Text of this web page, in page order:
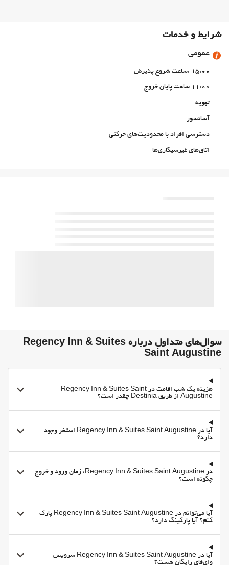
شرایط و خدمات
عمومی
15:00 :ساعت شروع پذیرش
11:00 ساعت پایان خروج
تهویه
آسانسور
دسترسی افراد با محدودیت‌های حرکتی
اتاق‌های غیرسیگاری‌ها
مرکز تجاری
وای-فای
اینترنت
بهداشت و سلامتی
سوال‌های متداول درباره Regency Inn & Suites
Saint Augustine
هزینه یک شب اقامت در Regency Inn & Suites Saint
Augustine از طریق Destinia چقدر است؟
آیا در Regency Inn & Suites Saint Augustine استخر وجود
دارد؟
در Regency Inn & Suites Saint Augustine، زمان ورود و خروج
چگونه است؟
آیا می‌توانم در Regency Inn & Suites Saint Augustine پارک
کنم؟ آیا پارکینگ دارد؟
آیا در Regency Inn & Suites Saint Augustine سرویس
وای‌فای رایگان هست؟